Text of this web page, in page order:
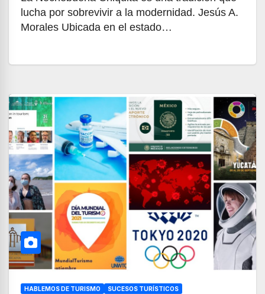
lucha por sobrevivir a la modernidad. Jesús A.
Morales Ubicada en el estado…
HABLEMOS DE TURISMO SUCESOS TURÍSTICOS